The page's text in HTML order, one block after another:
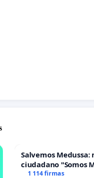
Salvemos
ciudadano "Somos
1 114 firmas